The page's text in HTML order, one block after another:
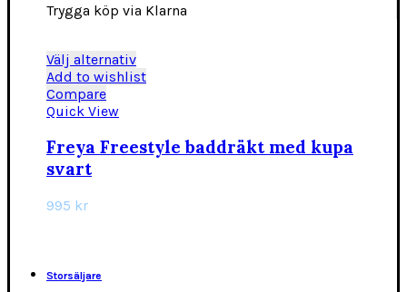
Trygga köp via Klarna
Välj alternativDen
här
varianter.
Add to wishlist
Compare
Quick View
Freya Freestyle baddräkt med kupa
svart
995 kr
Storsäljare